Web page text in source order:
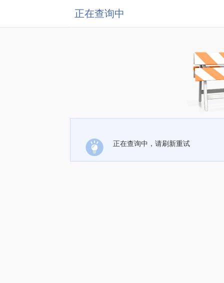
正在查询中
正在查询中，请刷新重试